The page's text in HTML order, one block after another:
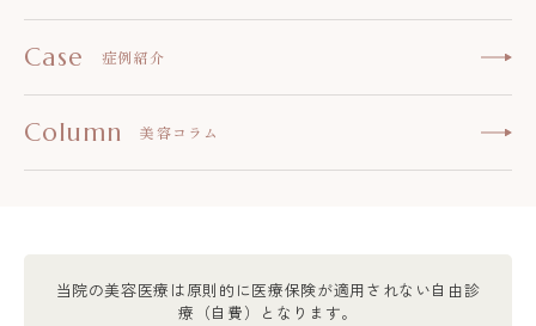
Case 症例紹介
Column 美容コラム
当院の美容医療は原則的に医療保険が適用されない自由診
療（自費）となります。